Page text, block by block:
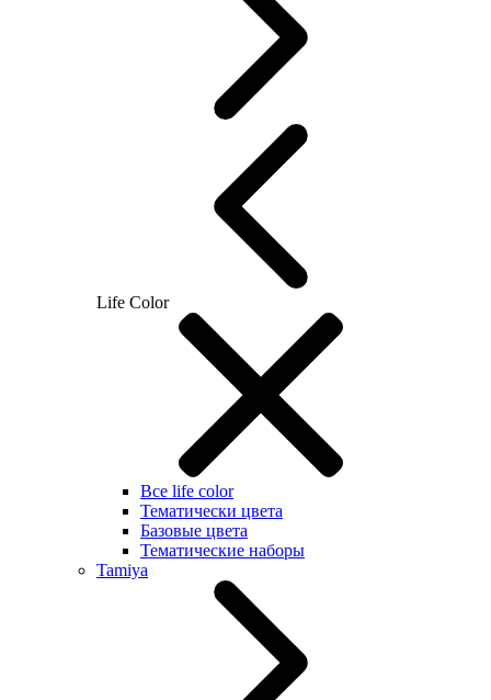
Life Color
Все life color
Тематически цвета
Базовые цвета
Тематические наборы
Tamiya